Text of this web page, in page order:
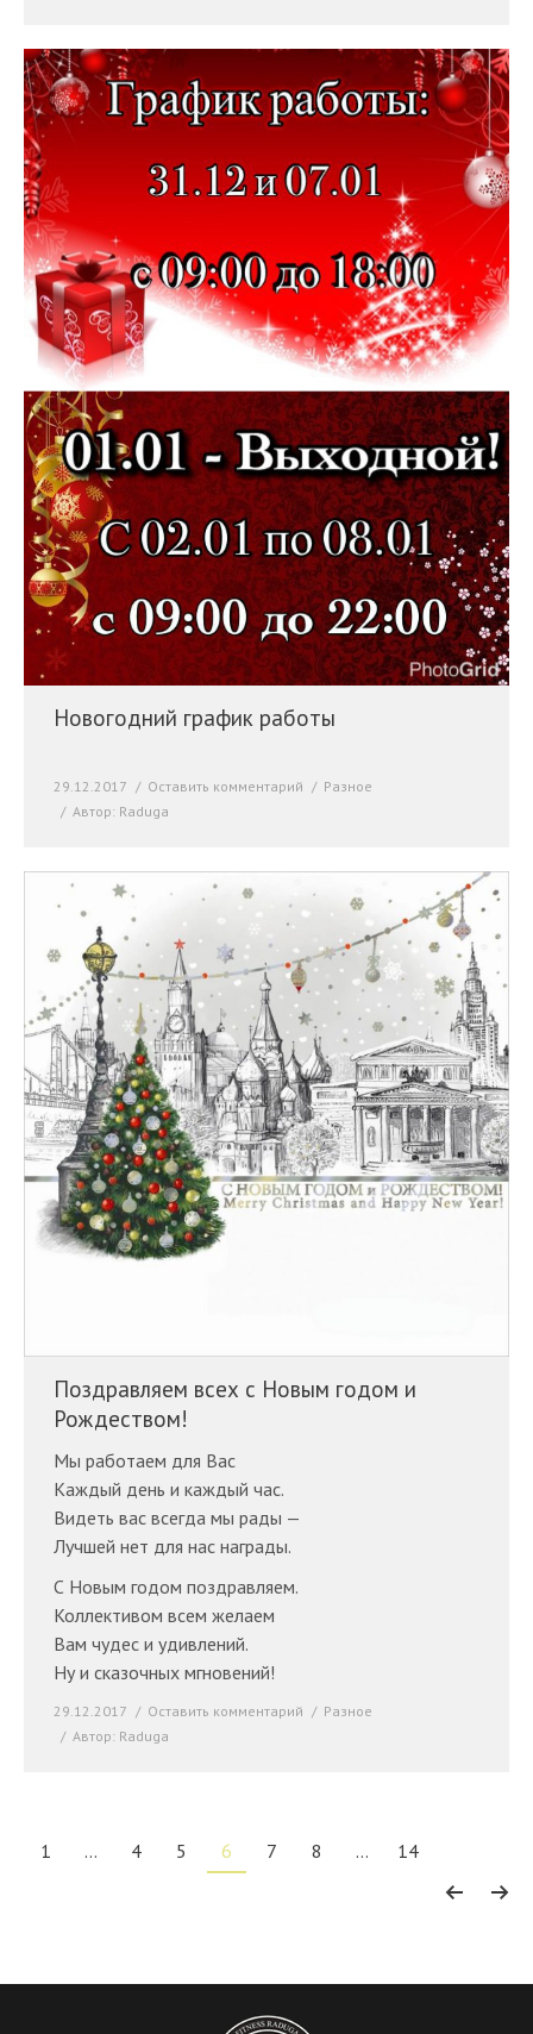
Новогодний график работы
29.12.2017 Оставить комментарий
Разное
Автор: Raduga
Поздравляем всех с Новым годом и
Рождеством!
Мы работаем для Вас
Каждый день и каждый час.
Видеть вас всегда мы рады —
Лучшей нет для нас награды.
С Новым годом поздравляем.
Коллективом всем желаем
Вам чудес и удивлений.
Ну и сказочных мгновений!
29.12.2017 Оставить комментарий
Разное
Автор: Raduga
1 … 4 5 6 7 8 … 14